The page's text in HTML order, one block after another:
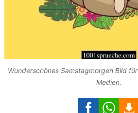
Wunderschönes Samstagmorgen Bild
Medien.